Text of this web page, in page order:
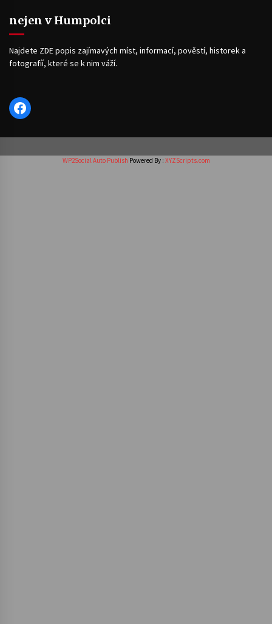
nejen v Humpolci
Najdete ZDE popis zajímavých míst, informací, pověstí, historek a
fotografíí, které se k nim váží.
Facebook
WP2Social Auto Publish Powered By : XYZScripts.com